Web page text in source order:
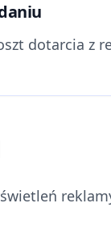
dotarcia z